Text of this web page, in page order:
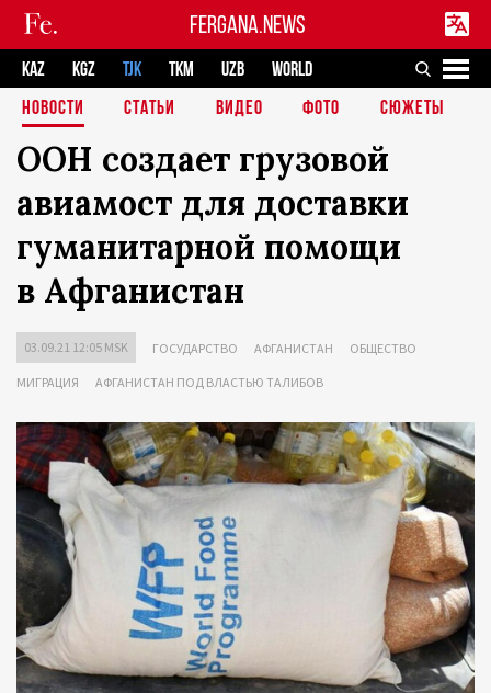
FERGANA.NEWS
KAZ KGZ TJK TKM UZB
WORLD
НОВОСТИ
СТАТЬИ ВИДЕО ФОТО СЮЖЕТЫ
ООН создает грузовой
авиамост для доставки
гуманитарной помощи
в Афганистан
03.09.21 12:05 MSK ГОСУДАРСТВО АФГАНИСТАН ОБЩЕСТВО
МИГРАЦИЯ АФГАНИСТАН ПОД ВЛАСТЬЮ ТАЛИБОВ